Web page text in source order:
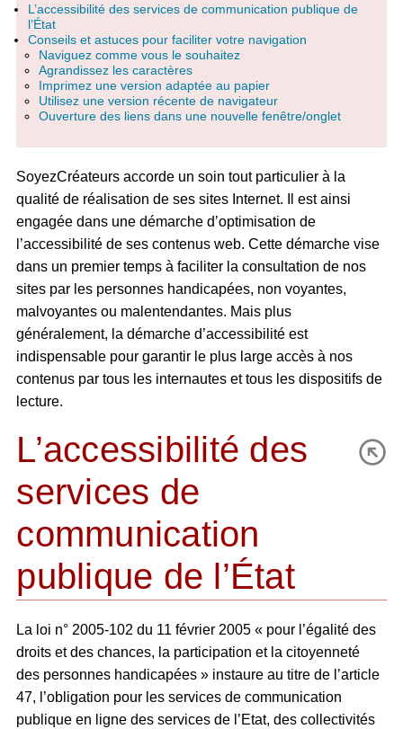
L’accessibilité des services de communication publique de
l’État
Conseils et astuces pour faciliter votre navigation
Naviguez comme vous le souhaitez
Agrandissez les caractères
Imprimez une version adaptée au papier
Utilisez une version récente de navigateur
Ouverture des liens dans une nouvelle fenêtre/onglet
SoyezCréateurs accorde un soin tout particulier à la
qualité de réalisation de ses sites Internet. Il est ainsi
engagée dans une démarche d’optimisation de
l’accessibilité de ses contenus web. Cette démarche vise
dans un premier temps à faciliter la consultation de nos
sites par les personnes handicapées, non voyantes,
malvoyantes ou malentendantes. Mais plus
généralement, la démarche d’accessibilité est
indispensable pour garantir le plus large accès à nos
contenus par tous les internautes et tous les dispositifs de
lecture.
L’accessibilité des
services de
communication
publique de l’État
La loi n° 2005-102 du 11 février 2005 « pour l’égalité des
droits et des chances, la participation et la citoyenneté
des personnes handicapées » instaure au titre de l’article
47, l’obligation pour les services de communication
publique en ligne des services de l’Etat, des collectivités